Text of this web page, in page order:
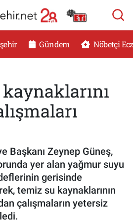
Gündem Nöbetçi
Başkanı Zeynep Güneş,
yer alan yağmur suyu
gerisinde
temiz su kaynaklarının
çalışmaların yetersiz
Eczaneler
Vakitleri
Haritası
ve Fikstür